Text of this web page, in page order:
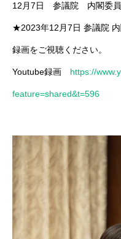
12月7日 参議院 内閣委員
★2023年12月7日 参議院
録画をご視聴ください。
Youtube録画 https://
feature=shared&t=596